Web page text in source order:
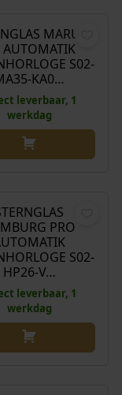
MARUS
AUTOMATIK
S02-
KA0…
leverbaar, 1
werkdag
PRO
S02-
HP26-V…
leverbaar, 1
werkdag